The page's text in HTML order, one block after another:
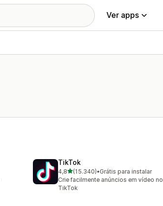
Ver apps
TikTok
4,8de 5 estrelas
(15.340)
15340 avaliações ao todo
•Grátis para instalar
Crie facilmente anúncios em vídeo no
TikTok